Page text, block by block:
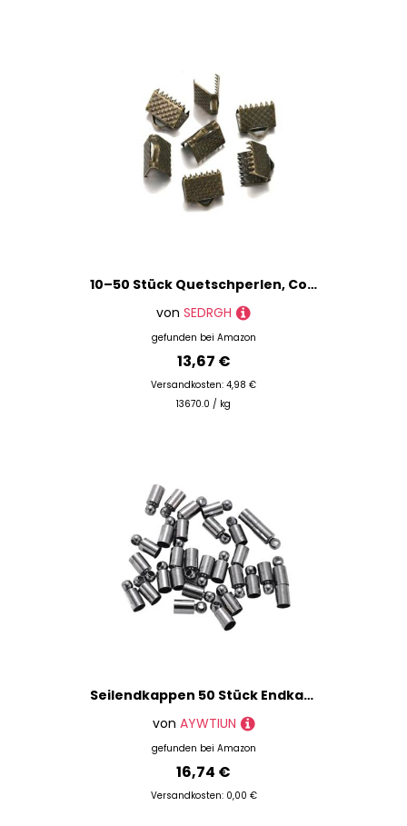
Stäbchen & Stifte
Wachsmodelliermaterialien
Werkzeuge & Helfer
10–50 Stück Quetschperlen, Cove-Verschlüsse, Kordel-Endkappen, Schnurband, Lederclip, Foldover-Verbinder, Zubehör für DIY-Schmuckteile, Antik-Bronze, 16 mm
von SEDRGH
gefunden bei Amazon
13,67 €
Versandkosten: 4,98 €
13670.0 / kg
Seilendkappen 50 Stück Endkappen, Metallgewichtsschnalle, Quaste, Lederkordel-Endkappen, Quetschperlen, Kappen for Schmuckherstellung, DIY, grundlegendes Zubehör, 2–10 mm(Gun black,Diameter 6mm)
von AYWTIUN
gefunden bei Amazon
16,74 €
Versandkosten: 0,00 €